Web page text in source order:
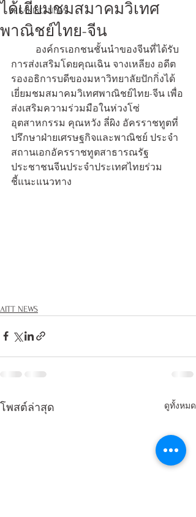
BREAKING NEWS
ได้เยี่ยมชมสมาคมวิเทศ
พาณิชย์ไทย-จีน
การส่งเสริมโดยคุณเฉิน จางเหลียง อดีต
รองอธิการบดีของมหาวิทยาลัยปักกิ่งได้
เยี่ยมชมสมาคมวิเทศพาณิชย์ไทย-จีน เพื่อ
ส่งเสริมความร่วมมือในห่วงโซ่
อุตสาหกรรม คุณหวัง ลี่ผิง อัครราชทูตที่
ปรึกษาฝ่ายเศรษฐกิจและพาณิชย์ ประจำ
สถานเอกอัครราชทูตสาธารณรัฐ
ประชาชนจีนประจำประเทศไทยร่วม
ชี้แนะแนวทาง
AITT NEWS
โพสต์ล่าสุด ดูทั้งหมด